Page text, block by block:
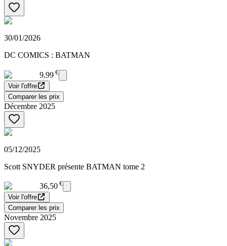
30/01/2026
DC COMICS : BATMAN
9,99 €
Voir l'offre
Comparer les prix
Décembre 2025
05/12/2025
Scott SNYDER présente BATMAN tome 2
36,50 €
Voir l'offre
Comparer les prix
Novembre 2025